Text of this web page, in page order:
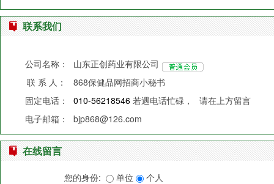
联系我们
公司名称：
山东正创药业有限公司
联 系 人：
868保健品网招商小秘书
固定电话：
010-56218546 若遇电话忙碌，
请在上方留言
电子邮箱：
bjp868@126.com
在线留言
您的身份: 单位
个人